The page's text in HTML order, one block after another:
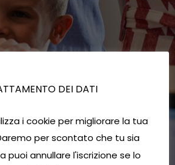
DEI DATI
i cookie per migliorare la tua
per scontato che tu sia
puoi annullare l'iscrizione se lo